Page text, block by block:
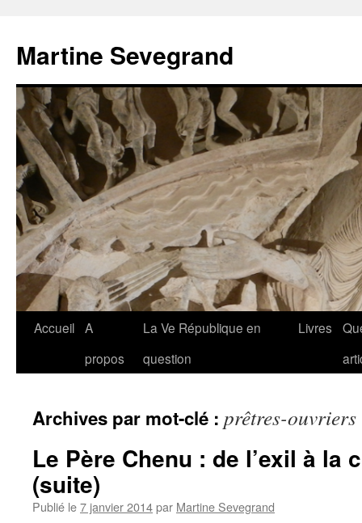
contenu
Martine Sevegrand
Accueil A
propos
La Ve République en
question
Livres
Archives par mot-clé : prêtres-ouvriers
Le Père Chenu : de l’exil à la
(suite)
Publié le7 janvier 2014par Martine Sevegrand